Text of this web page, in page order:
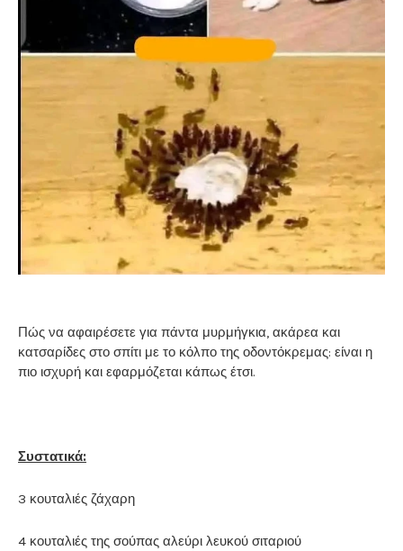
Πώς να αφαιρέσετε για πάντα μυρμήγκια, ακάρεα και
κατσαρίδες στο σπίτι με το κόλπο της οδοντόκρεμας: είναι η
πιο ισχυρή και εφαρμόζεται κάπως έτσι.
Συστατικά:
3 κουταλιές ζάχαρη
4 κουταλιές της σούπας αλεύρι λευκού σιταριού